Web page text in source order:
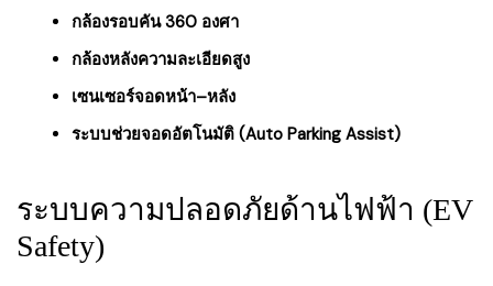
กล้องรอบคัน 360 องศา
กล้องหลังความละเอียดสูง
เซนเซอร์จอดหน้า–หลัง
ระบบช่วยจอดอัตโนมัติ (Auto Parking Assist)
ระบบความปลอดภัยด้านไฟฟ้า (EV
Safety)